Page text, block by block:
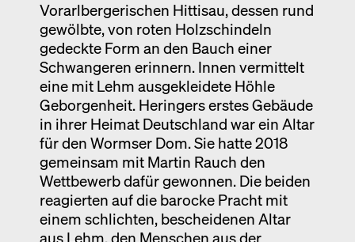
Vorarlbergerischen Hittisau, dessen rund
gewölbte, von roten Holzschindeln
gedeckte Form an den Bauch einer
Schwangeren erinnern. Innen vermittelt
eine mit Lehm ausgekleidete Höhle
Geborgenheit. Heringers erstes Gebäude
in ihrer Heimat Deutschland war ein Altar
für den Wormser Dom. Sie hatte 2018
gemeinsam mit Martin Rauch den
Wettbewerb dafür gewonnen. Die beiden
reagierten auf die barocke Pracht mit
einem schlichten, bescheidenen Altar
aus Lehm, den Menschen aus der